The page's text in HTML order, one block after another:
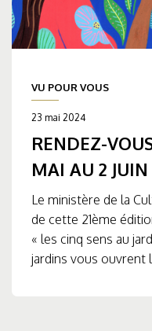
VU POUR VOUS
23 mai 2024
RENDEZ-
MAI AU 2
Le ministère de la
de cette 21ème
« les cinq sens au
jardins vous ouvrent